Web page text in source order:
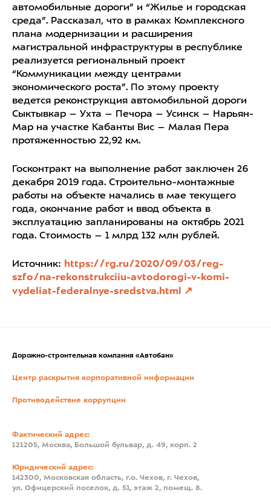
автомобильные дороги” и “Жилье и городская
среда”. Рассказал, что в рамках Комплексного
плана модернизации и расширения
магистральной инфраструктуры в республике
реализуется региональный проект
“Коммуникации между центрами
экономического роста”. По этому проекту
ведется реконструкция автомобильной дороги
Сыктывкар – Ухта – Печора – Усинск – Нарьян-
Мар на участке Кабанты Вис – Малая Пера
протяженностью 22,92 км.
Госконтракт на выполнение работ заключен 26
декабря 2019 года. Строительно-монтажные
работы на объекте начались в мае текущего
года, окончание работ и ввод объекта в
эксплуатацию запланированы на октябрь 2021
года. Стоимость – 1 млрд 132 млн рублей.
Источник: https://rg.ru/2020/09/03/reg-
szfo/na-rekonstrukciiu-avtodorogi-v-komi-
vydeliat-federalnye-sredstva.html
Дорожно-строительная компания «Автобан»
Центр раскрытия корпоративной информации
Противодействие коррупции
Фактический адрес:
121205, Москва, Большой бульвар, д. 49, корп. 2
Юридический адрес:
142300, Московская область, г.о. Чехов, г. Чехов,
ул. Офицерский поселок, д. 51, этаж 2, помещ. 8.